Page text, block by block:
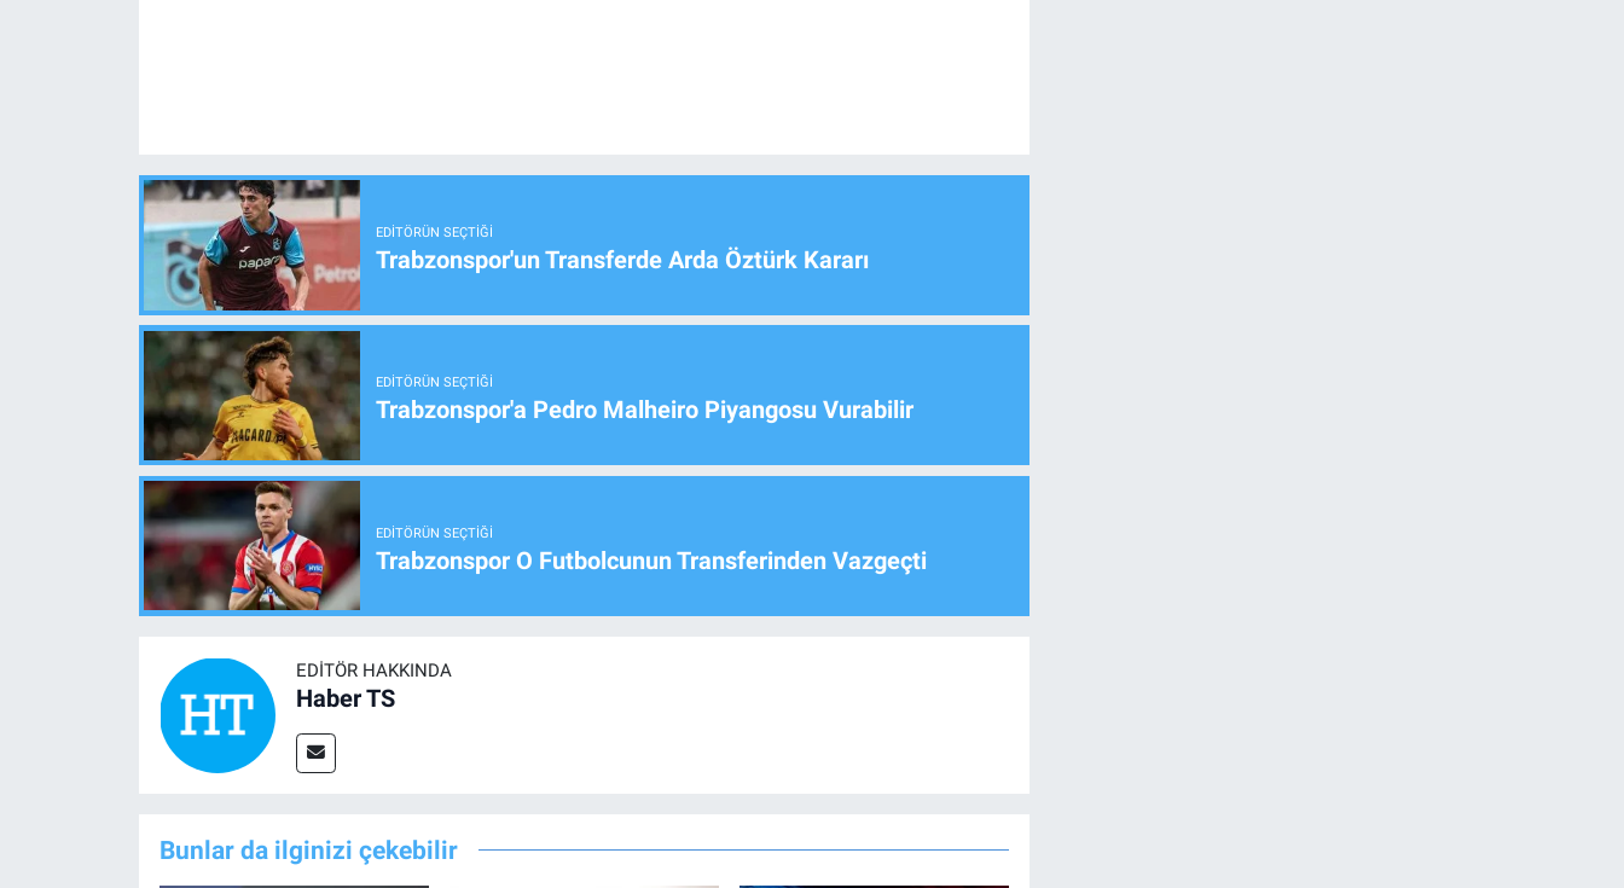
EDITÖRÜN SEÇTIĞI
Trabzonspor'un Transferde Arda Öztürk Kararı
EDITÖRÜN SEÇTIĞI
Trabzonspor'a Pedro Malheiro Piyangosu Vurabilir
EDITÖRÜN SEÇTIĞI
Trabzonspor O Futbolcunun Transferinden Vazgeçti
EDITÖR HAKKINDA
Haber TS
Bunlar da ilginizi çekebilir